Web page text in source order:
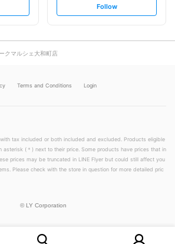
s
t
Follow
クマルシェ大和町店
Terms and Conditions Login
with tax included or both included and excluded. Products eligible
asterisk (＊) next to their price. Some products have prices that in
prices may be truncated in LINE Flyer but could still affect you
Please check with the store in question for more detailed pric
© LY Corporation